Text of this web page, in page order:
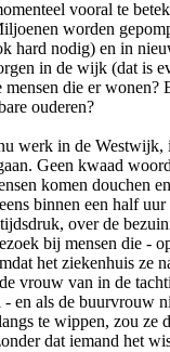
vooral te
worden
hard nodig) en in
in de wijk (dat is
mensen die er wonen?
ouderen?
werk in de Westwijk,
Geen kwaad
komen douchen
binnen een half
over de
bij mensen die -
het ziekenhuis ze
vrouw van in de
en als de buurvrouw
te wippen, zou ze
dat iemand het